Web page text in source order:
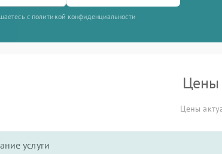
с политикой конфиденциальности
Цены
Цены
услуги